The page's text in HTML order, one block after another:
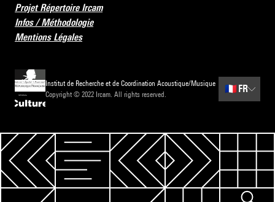
Projet Répertoire Ircam
Infos / Méthodologie
Mentions Légales
Institut de Recherche et de Coordination Acoustique/Musique
Copyright © 2022 Ircam. All rights reserved.
🇫🇷 FR